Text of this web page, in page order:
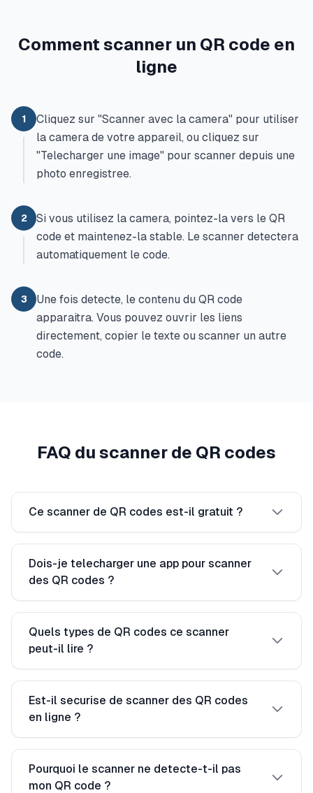
Comment scanner un QR code en
ligne
1
Cliquez sur "Scanner avec la camera" pour utiliser
la camera de votre appareil, ou cliquez sur
"Telecharger une image" pour scanner depuis une
photo enregistree.
2
Si vous utilisez la camera, pointez-la vers le QR
code et maintenez-la stable. Le scanner detectera
automatiquement le code.
3
Une fois detecte, le contenu du QR code
apparaitra. Vous pouvez ouvrir les liens
directement, copier le texte ou scanner un autre
code.
FAQ du scanner de QR codes
Ce scanner de QR codes est-il gratuit ?
Dois-je telecharger une app pour scanner
des QR codes ?
Quels types de QR codes ce scanner
peut-il lire ?
Est-il securise de scanner des QR codes
en ligne ?
Pourquoi le scanner ne detecte-t-il pas
mon QR code ?